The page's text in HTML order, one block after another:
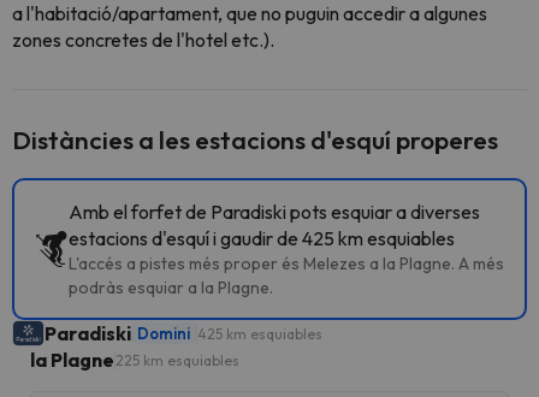
a l'habitació/apartament, que no puguin accedir a algunes
zones concretes de l'hotel etc.).
Distàncies a les estacions d'esquí properes
Amb el forfet de Paradiski pots esquiar a diverses
estacions d'esquí i gaudir de 425 km esquiables
L'accés a pistes més proper és Melezes a la Plagne. A més
podràs esquiar a la Plagne.
Paradiski Domini 425 km esquiables
la Plagne 225 km esquiables